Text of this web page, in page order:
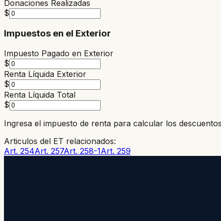
Donaciones Realizadas
$
Impuestos en el Exterior
Impuesto Pagado en Exterior
$
Renta Líquida Exterior
$
Renta Líquida Total
$
Ingresa el impuesto de renta para calcular los
Articulos del ET relacionados:
Art. 254Art. 257Art. 258-1Art. 259